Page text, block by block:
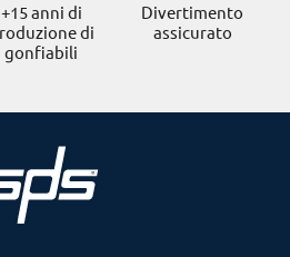
+15 anni di
di
gonfiabili
Divertimento
assicurato